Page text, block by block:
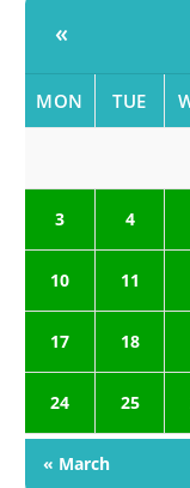
«
MON TUE
3 4
10 11
17 18
24 25
« March